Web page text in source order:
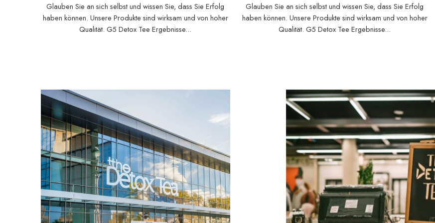
Glauben Sie an sich selbst und wissen Sie, dass Sie Erfolg
haben können. Unsere Produkte sind wirksam und von hoher
Qualität. G5 Detox Tee Ergebnisse...
Glauben Sie an sich selbst und wissen Sie, dass Sie Erfolg
haben können. Unsere Produkte sind wirksam und von hoher
Qualität. G5 Detox Tee Ergebnisse...